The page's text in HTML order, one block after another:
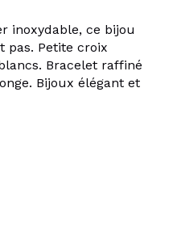
inoxydable, ce bijou
pas. Petite croix
Bracelet raffiné
Bijoux élégant et